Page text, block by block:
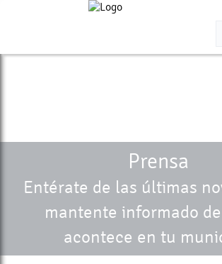
Prensa
Entérate de las últimas
mantente informado
acontece en tu